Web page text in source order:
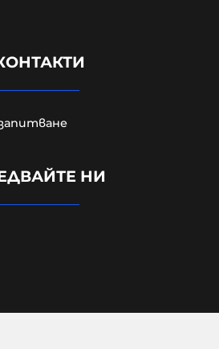
за скандала в
жители
еврейските
НИ